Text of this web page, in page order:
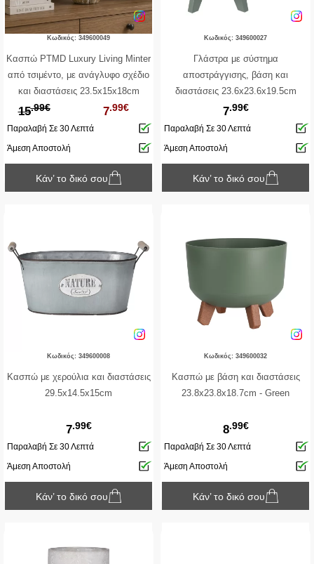
Κωδικός: 349600049
Κασπώ PTMD Luxury Living Minter
από τσιμέντο, με ανάγλυφο σχέδιο
και διαστάσεις 23.5x15x18cm
15.99€ 7.99€
Παραλαβή Σε 30 Λεπτά
Άμεση Αποστολή
Κάν’ το δικό σου
Κωδικός: 349600027
Γλάστρα με σύστημα
αποστράγγισης, βάση και
διαστάσεις 23.6x23.6x19.5cm
7.99€
Παραλαβή Σε 30 Λεπτά
Άμεση Αποστολή
Κάν’ το δικό σου
Κωδικός: 349600008
Κασπώ με χερούλια και διαστάσεις
29.5x14.5x15cm
7.99€
Παραλαβή Σε 30 Λεπτά
Άμεση Αποστολή
Κάν’ το δικό σου
Κωδικός: 349600032
Κασπώ με βάση και διαστάσεις
23.8x23.8x18.7cm - Green
8.99€
Παραλαβή Σε 30 Λεπτά
Άμεση Αποστολή
Κάν’ το δικό σου